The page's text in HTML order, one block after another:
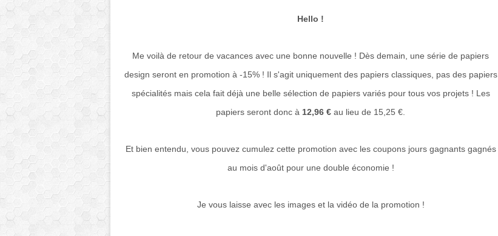
Hello !
Me voilà de retour de vacances avec une bonne nouvelle ! Dès demain, une série de papiers
design seront en promotion à -15% ! Il s'agit uniquement des papiers classiques, pas des papiers
spécialités mais cela fait déjà une belle sélection de papiers variés pour tous vos projets ! Les
papiers seront donc à 12,96 € au lieu de 15,25 €.
Et bien entendu, vous pouvez cumulez cette promotion avec les coupons jours gagnants gagnés
au mois d'août pour une double économie !
Je vous laisse avec les images et la vidéo de la promotion !